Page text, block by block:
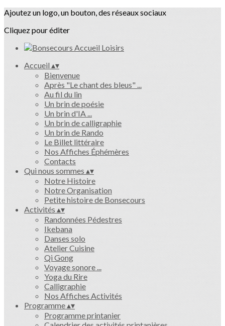
Ajoutez un logo, un bouton, des réseaux sociaux
Cliquez pour éditer
Accueil▴▾
Bienvenue
Après "Le chant des bleus" ...
Au fil du lin
Un brin de poésie
Un brin d'IA ...
Un brin de calligraphie
Un brin de Rando
Le Billet littéraire
Nos Affiches Éphémères
Contacts
Qui nous sommes ▴▾
Notre Histoire
Notre Organisation
Petite histoire de Bonsecours
Activités ▴▾
Randonnées Pédestres
Ikebana
Danses solo
Atelier Cuisine
Qi Gong
Voyage sonore ...
Yoga du Rire
Calligraphie
Nos Affiches Activités
Programme▴▾
Programme printanier